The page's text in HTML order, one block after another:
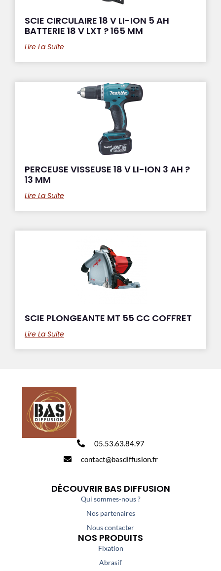
SCIE CIRCULAIRE 18 V LI-ION 5 AH
BATTERIE 18 V LXT ? 165 MM
Lire La Suite
PERCEUSE VISSEUSE 18 V LI-ION 3 AH ?
13 MM
Lire La Suite
SCIE PLONGEANTE MT 55 CC COFFRET
Lire La Suite
05.53.63.84.97
contact@basdiffusion.fr
DÉCOUVRIR BAS DIFFUSION
Qui sommes-nous ?
Nos partenaires
Nous contacter
NOS PRODUITS
Fixation
Abrasif